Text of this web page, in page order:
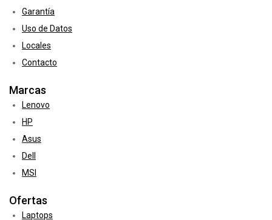
Garantía
Uso de Datos
Locales
Contacto
Marcas
Lenovo
HP
Asus
Dell
MSI
Ofertas
Laptops